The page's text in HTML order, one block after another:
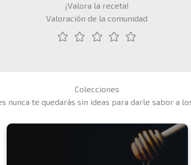
¡Valora la receta!
Valoración de la comunidad
Colecciones
nunca te quedarás sin ideas para darle sabor a